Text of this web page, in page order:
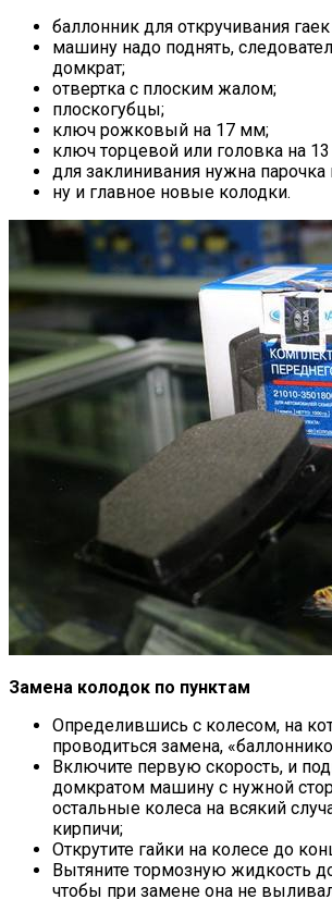
баллонник для откручивания
машину надо поднять,
домкрат;
отвертка с плоским жалом;
плоскогубцы;
ключ рожковый на 17 мм;
ключ торцевой или головка на
для заклинивания нужна парочка
ну и главное новые колодки.
Замена колодок по пунктам
Определившись с колесом, на
проводиться замена,
Включите первую скорость, и
домкратом машину с нужной
остальные колеса на всякий
кирпичи;
Открутите гайки на колесе до
Вытяните тормозную жидкость
чтобы при замене она не